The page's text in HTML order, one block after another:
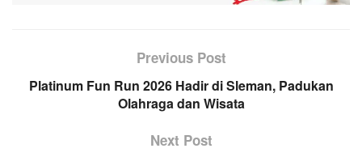
Previous Post
Platinum Fun Run 2026 Hadir di Sleman, Padukan
Olahraga dan Wisata
Next Post